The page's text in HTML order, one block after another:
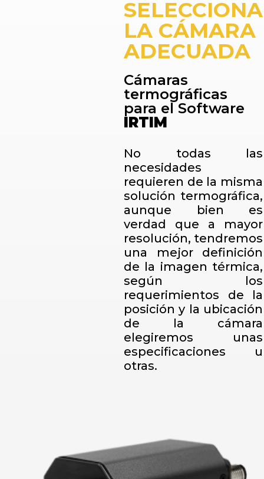
SELECCIONA
LA CÁMARA
ADECUADA
Cámaras
termográficas
para el Software
IRTIM
No todas las
necesidades
requieren de la misma
solución termográfica,
aunque bien es
verdad que a mayor
resolución, tendremos
una mejor definición
de la imagen térmica,
según los
requerimientos de la
posición y la ubicación
de la cámara
elegiremos unas
especificaciones u
otras.